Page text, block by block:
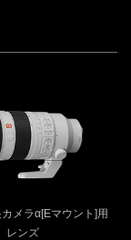
メラα[Eマウント]用
レンズ